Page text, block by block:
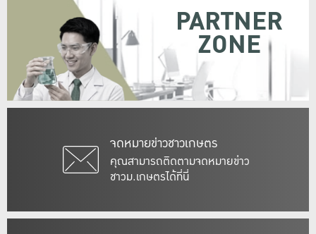
จดหมายข่าวชาวเกษตร
คุณสามารถติดตามจดหมายข่าว
ชาวม.เกษตรได้ที่นี่
PARTNER
ZONE